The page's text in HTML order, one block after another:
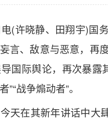
(许晓静、田翔宇)国
言、敌意与恶意，再
国际舆论，再次暴
”“战争煽动者”。
天在其新年讲话中大